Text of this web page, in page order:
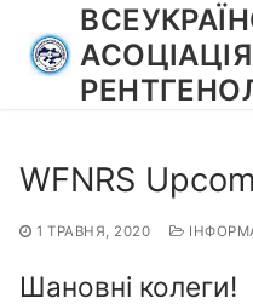
вмісту
АСОЦІАЦІЯ
WFNRS
1 ТРАВНЯ, 2020
Шановні колеги!